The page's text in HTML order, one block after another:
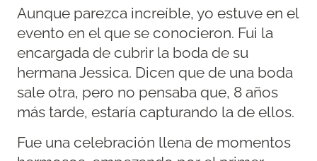
Aunque parezca increíble, yo estuve en el
evento en el que se conocieron. Fui la
encargada de cubrir la boda de su
hermana Jessica. Dicen que de una boda
sale otra, pero no pensaba que, 8 años
más tarde, estaría capturando la de ellos.
Fue una celebración llena de momentos